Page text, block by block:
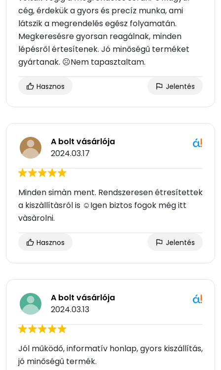
cég, érdekük a gyors és precíz munka, ami
látszik a megrendelés egész folyamatán.
Megkeresésre gyorsan reagálnak, minden
lépésről értesítenek. Jó minőségű terméket
gyártanak. ☹Nem tapasztaltam.
Hasznos Jelentés
A bolt vásárlója
2024.03.17
Minden simàn ment. Rendszeresen étresítettek
a kiszàllítàsról is ☺Igen biztos fogok még itt
vàsàrolni.
Hasznos Jelentés
A bolt vásárlója
2024.03.13
Jól működő, informatív honlap, gyors kiszállítás,
jó minőségű termék.